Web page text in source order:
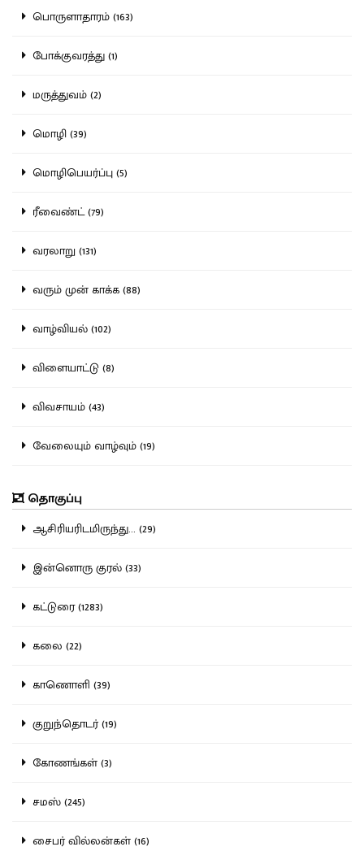
பொருளாதாரம் (163)
போக்குவரத்து (1)
மருத்துவம் (2)
மொழி (39)
மொழிபெயர்ப்பு (5)
ரீவைண்ட் (79)
வரலாறு (131)
வரும் முன் காக்க (88)
வாழ்வியல் (102)
விளையாட்டு (8)
விவசாயம் (43)
வேலையும் வாழ்வும் (19)
தொகுப்பு
ஆசிரியரிடமிருந்து... (29)
இன்னொரு குரல் (33)
கட்டுரை (1283)
கலை (22)
காணொளி (39)
குறுந்தொடர் (19)
கோணங்கள் (3)
சமஸ் (245)
சைபர் வில்லன்கள் (16)